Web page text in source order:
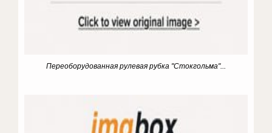
Переоборудованная рулевая рубка "Стокгольма"...